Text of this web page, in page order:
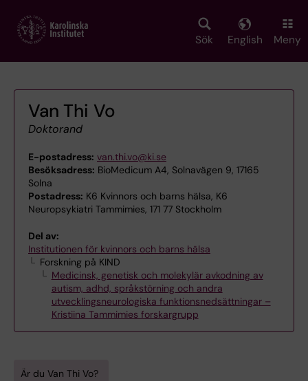
main
Sök English Meny
Van Thi Vo
Doktorand
E-postadress: van.thi.vo@ki.se
Besöksadress: BioMedicum A4, Solnavägen 9, 17165
Solna
Postadress: K6 Kvinnors och barns hälsa, K6
Neuropsykiatri Tammimies, 171 77 Stockholm
Del av:
Institutionen för kvinnors och barns hälsa
Forskning på KIND
Medicinsk, genetisk och molekylär avkodning av
autism, adhd, språkstörning och andra
utvecklingsneurologiska funktionsnedsättningar –
Kristiina Tammimies forskargrupp
Är du Van Thi Vo?